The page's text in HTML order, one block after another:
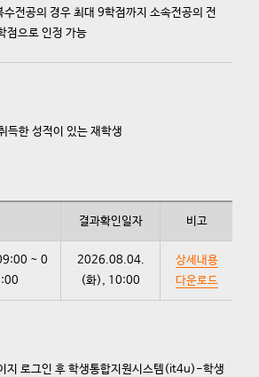
수전공의 경우 최대 9학점까지 소속전공의 전
점으로 인정 가능
득한 성적이 있는 재학생
결과확인일자 비고
~ 0
2026.08.04.
(화), 10:00
상세내용
다운로드
지 로그인 후 학생통합지원시스템(it4u)-학생